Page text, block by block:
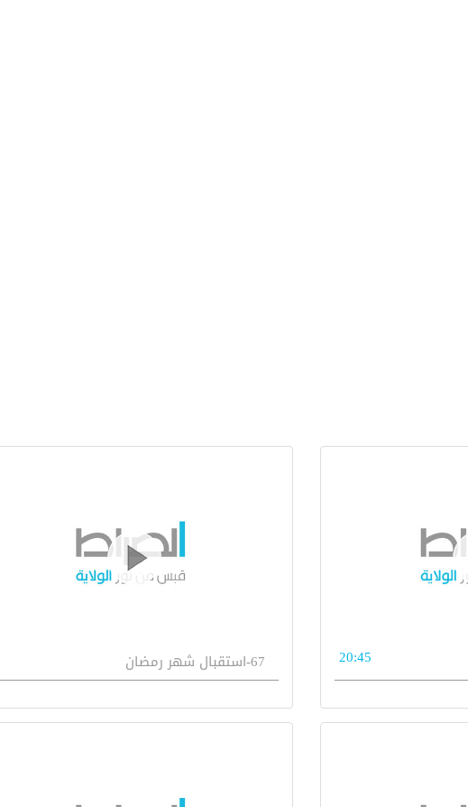
20:45 67-استقبال شهر رمضان